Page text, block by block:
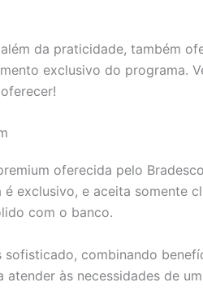
da praticidade, também
exclusivo do programa.
oferecida pelo
é exclusivo, e aceita somente
com o banco.
sofisticado, combinando
às necessidades de um